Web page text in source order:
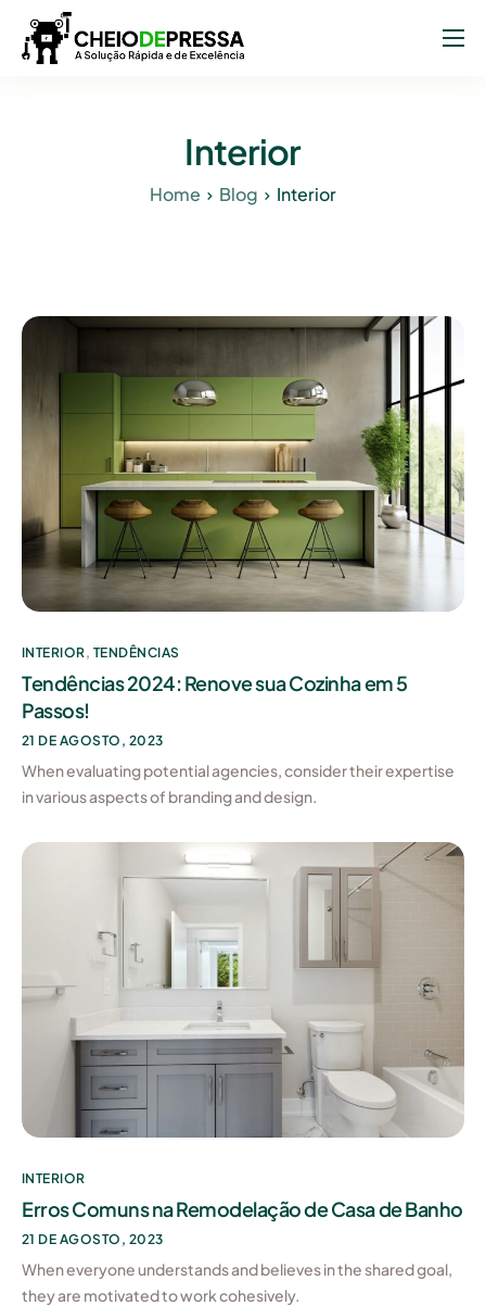
Interior
Home Blog Interior
INTERIOR, TENDÊNCIAS
Tendências 2024: Renove sua Cozinha em 5
Passos!
21 DE AGOSTO, 2023
When evaluating potential agencies, consider their expertise
in various aspects of branding and design.
INTERIOR
Erros Comuns na Remodelação de Casa de Banho
21 DE AGOSTO, 2023
When everyone understands and believes in the shared goal,
they are motivated to work cohesively.